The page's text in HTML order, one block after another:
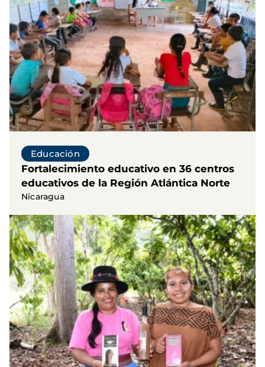
Educación
Fortalecimiento educativo en 36 centros
educativos de la Región Atlántica Norte
Nicaragua